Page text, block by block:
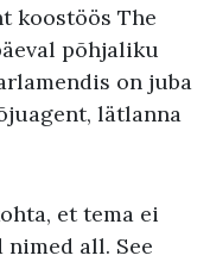
koostöös The
põhjaliku
on juba
lätlanna
et tema ei
nimed all. See